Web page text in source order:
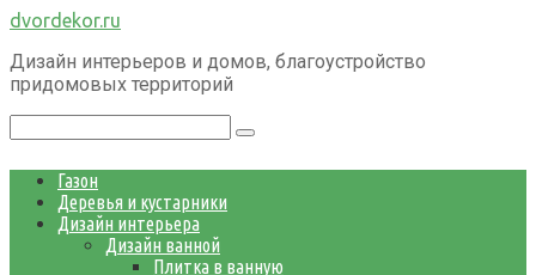
Перейти
контенту
dvordekor.ru
Дизайн интерьеров и домов, благоустройство
придомовых территорий
Газон
Деревья и кустарники
Дизайн интерьера
Дизайн ванной
Плитка в ванную